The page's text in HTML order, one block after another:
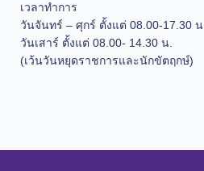
เวลาทำการ
วันจันทร์ – ศุกร์ ตั้งแต่ 08.00-17.30 น.
วันเสาร์ ตั้งแต่ 08.00- 14.30 น.
(เว้นวันหยุดราชการและนักขัตฤกษ์)